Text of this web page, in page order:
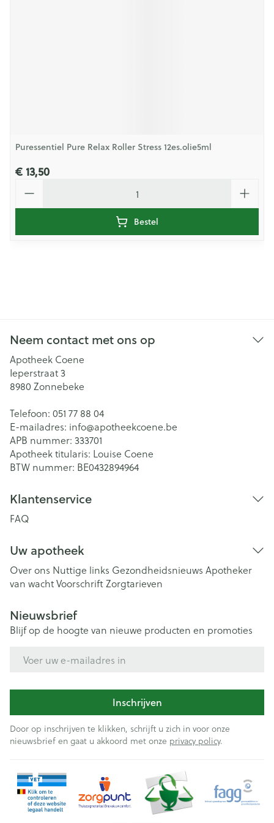
Puressentiel Pure Relax Roller Stress 12es.olie5ml
€ 13,50
Bestel
Neem contact met ons op
Apotheek Coene
Ieperstraat 3
8980 Zonnebeke
Telefoon: 051 77 88 04
E-mailadres: info@apotheekcoene.be
APB nummer: 333701
Apotheek titularis: Louise Coene
BTW nummer: BE0432894964
Klantenservice
FAQ
Uw apotheek
Over ons Nuttige links Gezondheidsnieuws Apotheker
van wachtVoorschriftZorgtarieven
Nieuwsbrief
Blijf op de hoogte van nieuwe producten en promoties
Inschrijven
Door op inschrijven te klikken, schrijft u zich in voor onze
nieuwsbrief en gaat u akkoord met onze privacy policy.